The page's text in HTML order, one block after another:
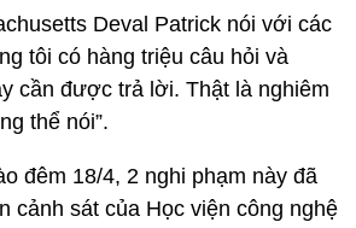
Deval Patrick nói với các
tôi có hàng triệu câu hỏi và
cần được trả lời. Thật là nghiêm
thể nói”.
đêm 18/4, 2 nghi phạm này đã
cảnh sát của Học viện công nghệ